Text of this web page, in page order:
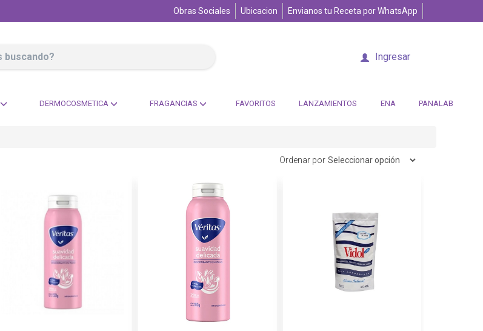
Obras Sociales Ubicacion Envianos tu Receta por WhatsApp
Ingresar
DERMOCOSMETICA FRAGANCIAS FAVORITOS LANZAMIENTOS ENA PANALAB
Ordenar por